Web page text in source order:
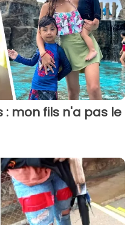
: mon fils n'a pas le